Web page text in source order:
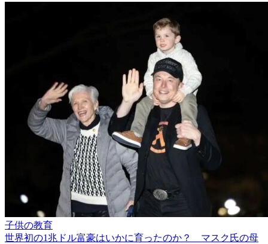
子供の教育
世界初の1兆ドル富豪はいかに育ったのか？ マスク氏の母